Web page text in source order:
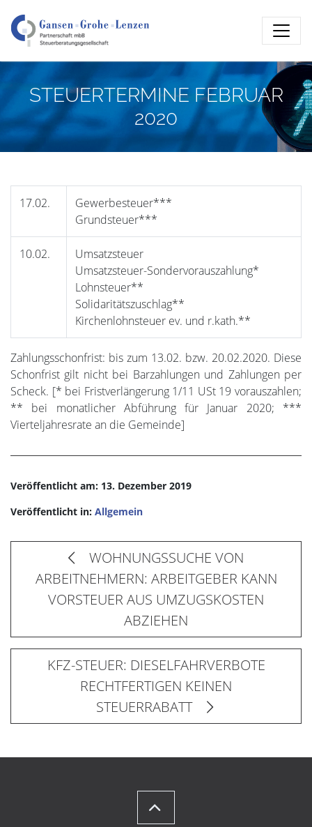
STEUERTERMINE FEBRUAR
2020
17.02.
Gewerbesteuer***
Grundsteuer***
10.02.
Umsatzsteuer
Umsatzsteuer-Sondervorauszahlung*
Lohnsteuer**
Solidaritätszuschlag**
Kirchenlohnsteuer ev. und r.kath.**
Zahlungsschonfrist: bis zum 13.02. bzw. 20.02.2020. Diese
Schonfrist gilt nicht bei Barzahlungen und Zahlungen per
Scheck. [* bei Fristverlängerung 1/11 USt 19 vorauszahlen;
** bei monatlicher Abführung für Januar 2020; ***
Vierteljahresrate an die Gemeinde]
Veröffentlicht am: 13. Dezember 2019
Veröffentlicht in: Allgemein
WOHNUNGSSUCHE VON
ARBEITNEHMERN: ARBEITGEBER KANN
VORSTEUER AUS UMZUGSKOSTEN
ABZIEHEN
KFZ-STEUER: DIESELFAHRVERBOTE
RECHTFERTIGEN KEINEN
STEUERRABATT